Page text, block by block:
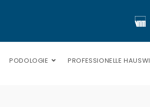
PODOLOGIE PROFESSIONELLE